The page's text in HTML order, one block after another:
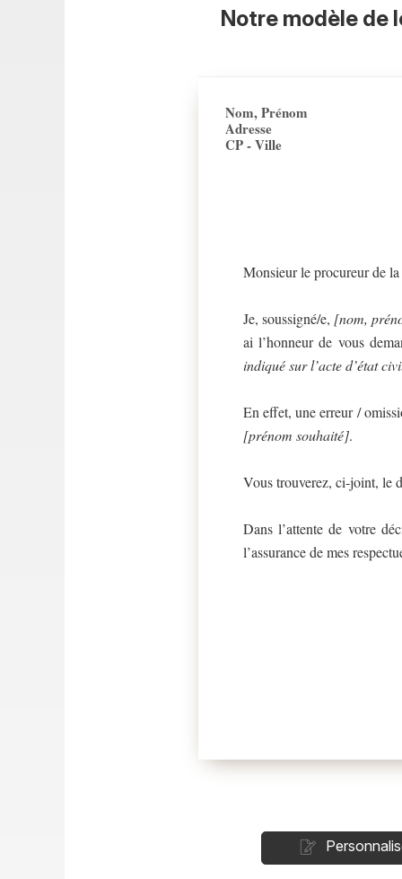
Notre modèle de
Nom, Prénom
Adresse
CP - Ville
Monsieur le procureur de
Je, soussigné/e, [nom,
ai l’honneur de vous
indiqué sur l’acte d’état
En effet, une erreur /
[prénom souhaité].
Vous trouverez, ci-joint, le
Dans l’attente de votre
l’assurance de mes